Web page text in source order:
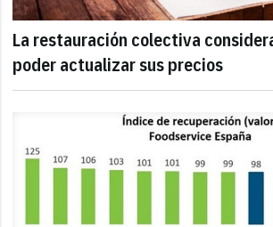
La restauración colectiva
poder actualizar sus precios